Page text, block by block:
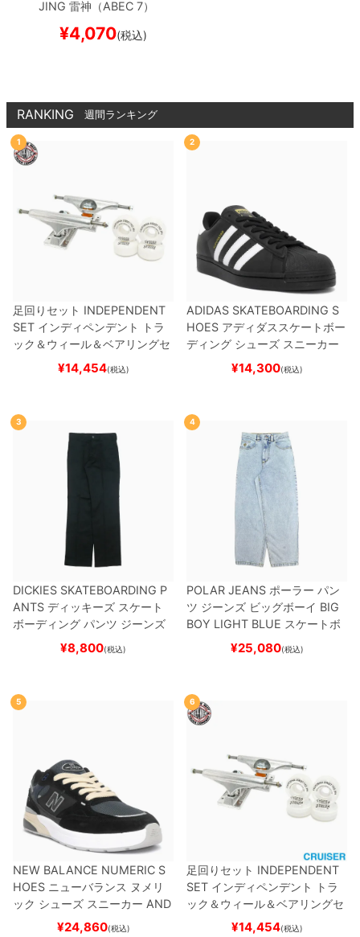
JING 雷神（ABEC 7）
ード スケボー
¥4,070(税込)
RANKING 週間ランキング
1
足回りセット INDEPENDENT
SET インディペンデント
トラ
ック＆ウィール＆ベアリングセ
（トリック用）
ード スケボー
¥14,454(税込)
2
ADIDAS SKATEBOARDING S
HOES アディダススケートボー
ディング シューズ スニーカー
スーパースター SUPERSTAR A
BLACK/WHITE/WHITE
ー
¥14,300(税込)
3
DICKIES SKATEBOARDING P
ANTS ディッキーズ スケート
ボーディング パンツ ジーンズ
SLIM FIT 30 LENGTH
スケートボード スケボー
¥8,800(税込)
4
POLAR JEANS ポーラー パン
ツ ジーンズ ビッグボーイ BIG
BOY LIGHT BLUE スケートボ
ード スケボー
¥25,080(税込)
5
NEW BALANCE NUMERIC S
HOES ニューバランス ヌメリ
ック シューズ スニーカー AND
REW REYNOLDS 933
¥24,860(税込)
6
足回りセット INDEPENDENT
SET インディペンデント
トラ
ック＆ウィール＆ベアリングセ
（クルーザー用）
¥14,454(税込)